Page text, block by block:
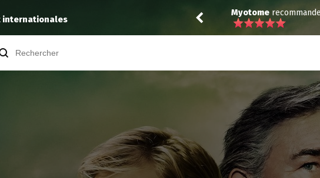
internationales
Malcolm in the Middle: Life's Still Unfair
LilyrecommandeD.P.